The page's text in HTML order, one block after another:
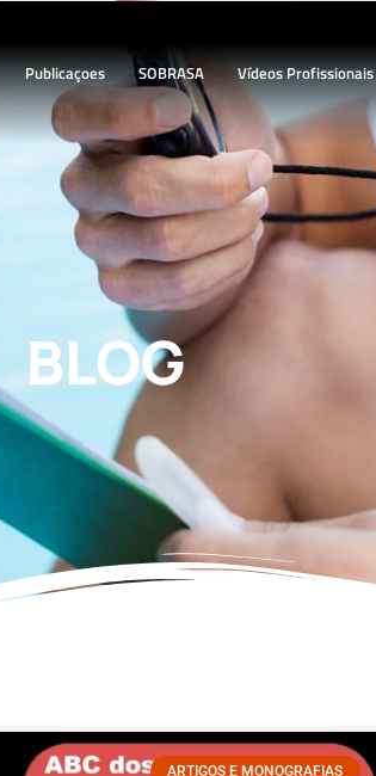
Publicaçoes SOBRASA Vídeos Profissionais
BLOG
ARTIGOS E MONOGRAFIAS